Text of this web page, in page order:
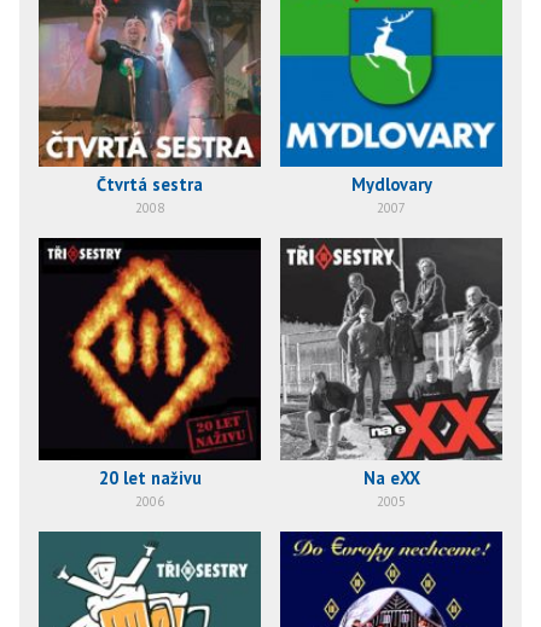
Čtvrtá sestra
2008
Mydlovary
2007
20 let naživu
2006
Na eXX
2005